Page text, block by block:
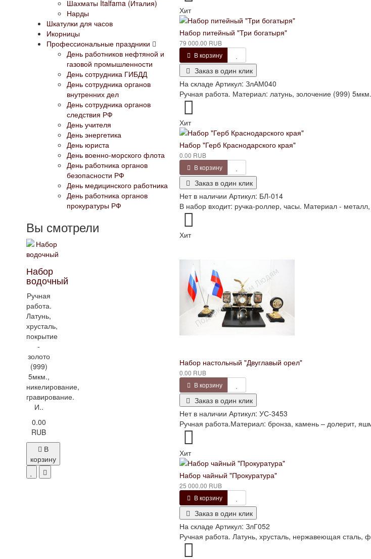
Шахматы Italfama (Италия)
Нарды
Шкатулки для часов
Икорницы
Профессиональные праздники
День работников нефтяной и
газовой промышленности
День сотрудника ГИБДД
День сотрудника органов
внутренних дел
День сотрудника органов
следствия РФ
День учителя
День энергетика
День юриста
День военно-морского флота
День работника органов
безопасности РФ
День медицинского работника
День работника органов
прокуратуры РФ
Вы смотрели
Набор
водочный
Ручная
работа.
Латунь,
хрусталь,
покрытие
-
золото
(999)
5мкм.,
никелирование,
гравирование.
И..
0.00
RUB
В
корзину
Хит
Набор питейный "Три богатыря"
79 000.00 RUB
В корзину
Заказ в один клик
На складе Артикул: ЗлАМ040
Ручная работа. Материал: латунь, золочение (999)
Хит
Набор "Герб Краснодарского края"
0.00 RUB
В корзину
Заказ в один клик
Нет в наличии Артикул: БЛ-014
В набор входит: ручка-роллер, часы. Материал -
Хит
Набор настольный "Двуглавый орел"
0.00 RUB
В корзину
Заказ в один клик
Нет в наличии Артикул: УС-3453
Ручная работа.Материал: бронза, камень – долерит,
Хит
Набор чайный "Прокуратура"
25 000.00 RUB
В корзину
Заказ в один клик
На складе Артикул: ЗлГ052
Ручная работа. Латунь, хрусталь, нержавеющая сталь,